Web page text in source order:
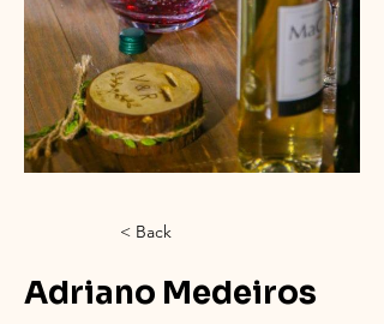
< Back
Adriano Medeiros